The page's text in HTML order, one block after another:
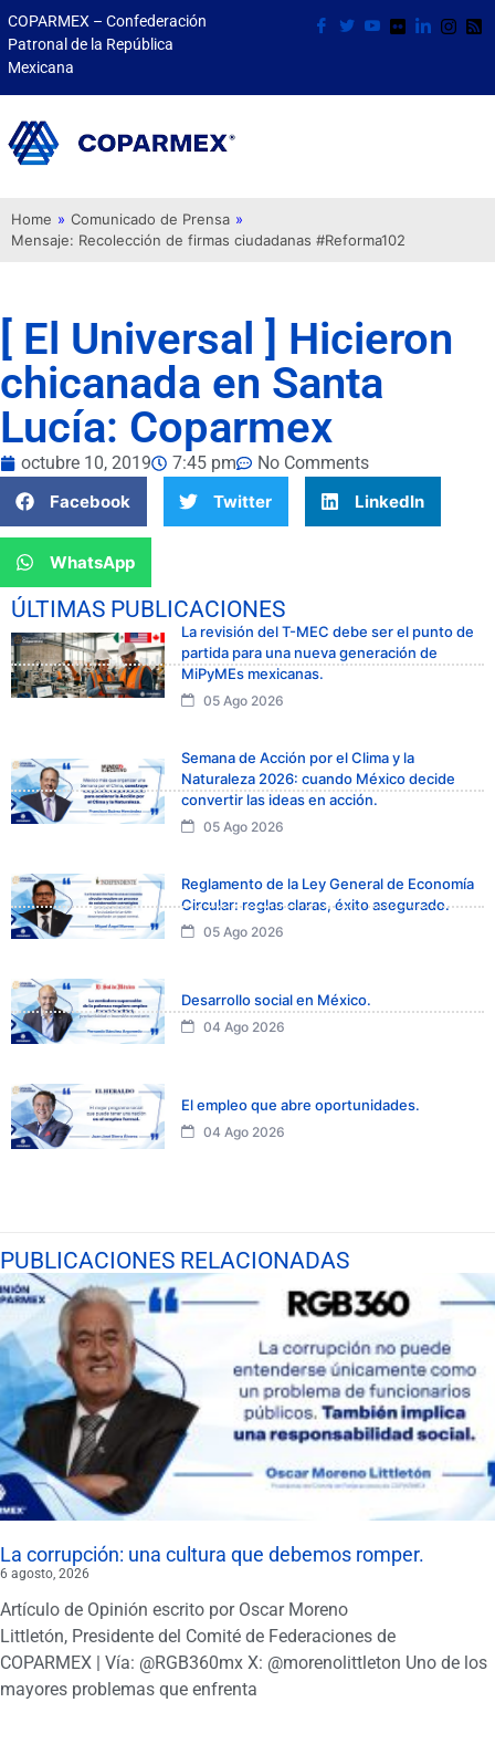
COPARMEX – Confederación
Patronal de la República
Mexicana
Home » Comunicado de Prensa »
Mensaje: Recolección de firmas ciudadanas #Reforma102
[ El Universal ] Hicieron
chicanada en Santa
Lucía: Coparmex
octubre 10, 2019 7:45 pm
No Comments
Facebook
Twitter LinkedIn
WhatsApp
ÚLTIMAS PUBLICACIONES
La revisión del T-MEC debe ser el punto de
partida para una nueva generación de
MiPyMEs mexicanas.
05 Ago 2026
Semana de Acción por el Clima y la
Naturaleza 2026: cuando México decide
convertir las ideas en acción.
05 Ago 2026
Reglamento de la Ley General de Economía
Circular: reglas claras, éxito asegurado.
05 Ago 2026
Desarrollo social en México.
04 Ago 2026
El empleo que abre oportunidades.
04 Ago 2026
PUBLICACIONES RELACIONADAS
La corrupción: una cultura que debemos romper.
6 agosto, 2026
Artículo de Opinión escrito por Oscar Moreno
Littletón, Presidente del Comité de Federaciones de
COPARMEX | Vía: @RGB360mx X: @morenolittleton Uno de los
mayores problemas que enfrenta